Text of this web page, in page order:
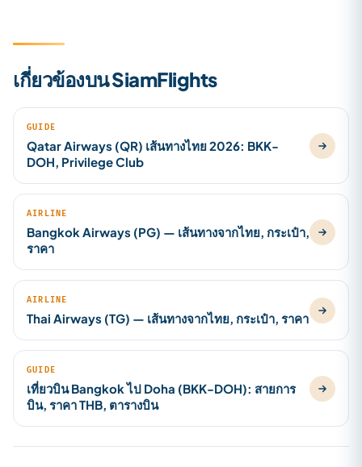
เกี่ยวข้องบน SiamFlights
GUIDE
Qatar Airways (QR) เส้นทางไทย 2026: BKK-
DOH, Privilege Club
AIRLINE
Bangkok Airways (PG) — เส้นทางจากไทย, กระเป๋า,
ราคา
AIRLINE
Thai Airways (TG) — เส้นทางจากไทย, กระเป๋า, ราคา
GUIDE
เที่ยวบิน Bangkok ไป Doha (BKK-DOH): สายการ
บิน, ราคา THB, ตารางบิน